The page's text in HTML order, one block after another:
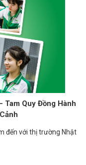
Tam Quy Đồng Hành
đến với thị trường Nhật